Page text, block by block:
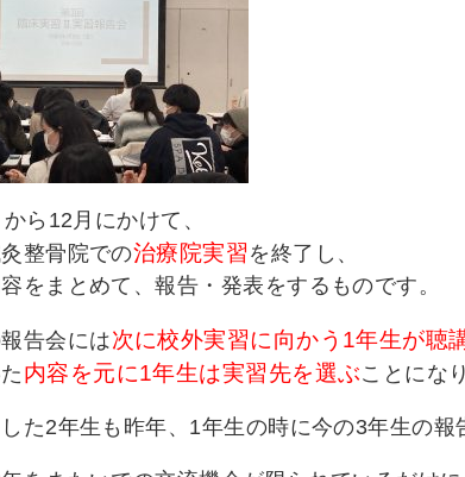
ら12月にかけて、
整骨院での治療院実習 を終了し、
をまとめて、報告・発表をするものです。
告会には次に校外実習に向かう1年生が聴
内容を元に1年生は実習先を選ぶことにな
た2年生も昨年、1年生の時に今の3年生の報